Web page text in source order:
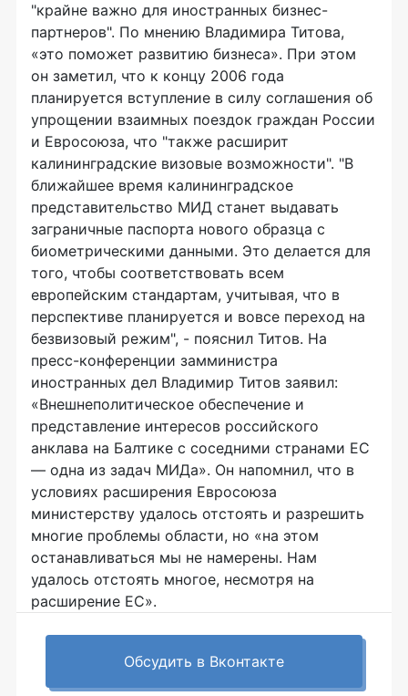
"крайне важно для иностранных бизнес-
партнеров". По мнению Владимира Титова,
«это поможет развитию бизнеса». При этом
он заметил, что к концу 2006 года
планируется вступление в силу соглашения об
упрощении взаимных поездок граждан России
и Евросоюза, что "также расширит
калининградские визовые возможности". "В
ближайшее время калининградское
представительство МИД станет выдавать
заграничные паспорта нового образца с
биометрическими данными. Это делается для
того, чтобы соответствовать всем
европейским стандартам, учитывая, что в
перспективе планируется и вовсе переход на
безвизовый режим", - пояснил Титов. На
пресс-конференции замминистра
иностранных дел Владимир Титов заявил:
«Внешнеполитическое обеспечение и
представление интересов российского
анклава на Балтике с соседними странами ЕС
— одна из задач МИДа». Он напомнил, что в
условиях расширения Евросоюза
министерству удалось отстоять и разрешить
многие проблемы области, но «на этом
останавливаться мы не намерены. Нам
удалось отстоять многое, несмотря на
расширение ЕС».
Обсудить в Вконтакте